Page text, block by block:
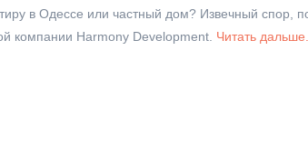
в Одессе или частный дом? Извечный спор,
компании Harmony Development. Читать дальше...